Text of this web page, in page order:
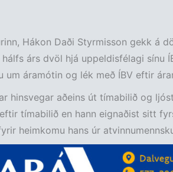
Hákon Daði Styrmisson gekk á
árs dvöl hjá uppeldisfélagi sínu
um áramótin og lék með ÍBV eftir
hinsvegar aðeins út tímabilið og
tímabilið en hann eignaðist sitt
heimkomu hans úr